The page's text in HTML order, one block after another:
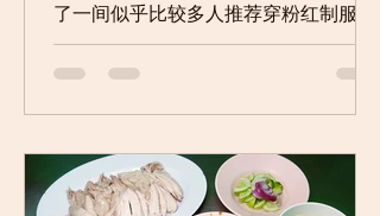
了一间似乎比较多人推荐穿粉红制服的
水门鸡饭(磕巴哥) 50年老字号， Kai Ton
Pathumwan ( โกอ่าง )，事实上，也真的